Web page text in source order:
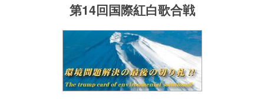
第14回国際紅白歌合戦